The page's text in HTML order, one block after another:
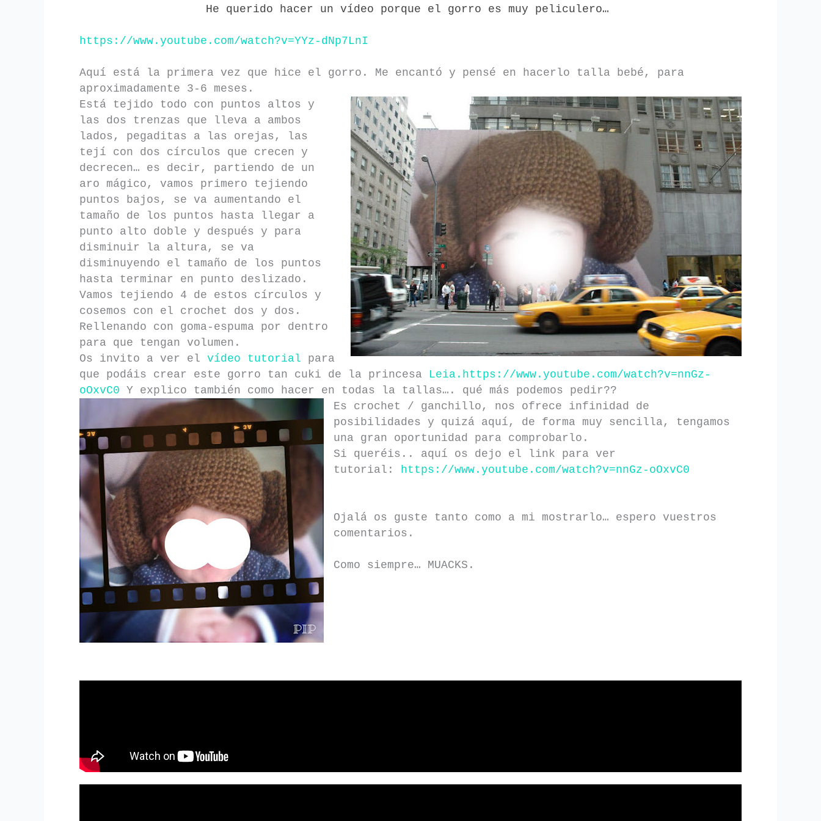
He querido hacer un vídeo porque el gorro es muy peliculero…
https://www.youtube.com/watch?v=YYz-dNp7LnI
Aquí está la primera vez que hice el gorro. Me encantó y pensé en hacerlo talla bebé, para
aproximadamente 3-6 meses.
Está tejido todo con puntos altos y
las dos trenzas que lleva a ambos
lados, pegaditas a las orejas, las
tejí con dos círculos que crecen y
decrecen… es decir, partiendo de un
aro mágico, vamos primero tejiendo
puntos bajos, se va aumentando el
tamaño de los puntos hasta llegar a
punto alto doble y después y para
disminuir la altura, se va
disminuyendo el tamaño de los puntos
hasta terminar en punto deslizado.
Vamos tejiendo 4 de estos círculos y
cosemos con el crochet dos y dos.
Rellenando con goma-espuma por dentro
para que tengan volumen.
Os invito a ver el vídeo tutorial para
que podáis crear este gorro tan cuki de la princesa Leia. https://www.youtube.com/watch?v=nnGz-
oOxvC0 Y explico también como hacer en todas la tallas…. qué más podemos pedir??
Es crochet / ganchillo, nos ofrece infinidad de
posibilidades y quizá aquí, de forma muy sencilla, tengamos
una gran oportunidad para comprobarlo.
Si queréis.. aquí os dejo el link para ver
tutorial: https://www.youtube.com/watch?v=nnGz-oOxvC0
Ojalá os guste tanto como a mi mostrarlo… espero vuestros
comentarios.
Como siempre… MUACKS.